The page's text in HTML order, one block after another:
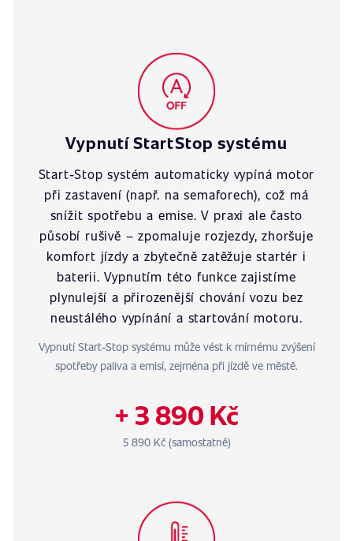
Vypnutí StartStop systému
Start-Stop systém automaticky vypíná motor
při zastavení (např. na semaforech), což má
snížit spotřebu a emise. V praxi ale často
působí rušivě – zpomaluje rozjezdy, zhoršuje
komfort jízdy a zbytečně zatěžuje startér i
baterii. Vypnutím této funkce zajistíme
plynulejší a přirozenější chování vozu bez
neustálého vypínání a startování motoru.
Vypnutí Start-Stop systému může vést k mírnému zvýšení
spotřeby paliva a emisí, zejména při jízdě ve městě.
+ 3 890 Kč
5 890 Kč (samostatně)